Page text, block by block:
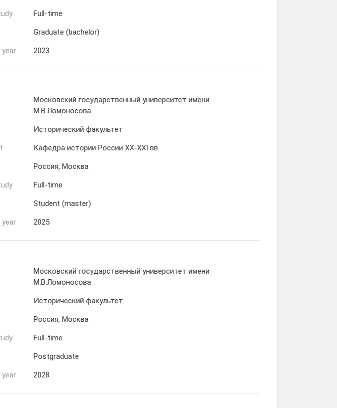
Full-time
Graduate (bachelor)
year 2023
Московский государственный университет имени
М.В.Ломоносова
Исторический факультет
Кафедра истории России XX-XXI вв.
Россия, Москва
Full-time
Student (master)
year 2025
Московский государственный университет имени
М.В.Ломоносова
Исторический факультет
Россия, Москва
Full-time
Postgraduate
year 2028